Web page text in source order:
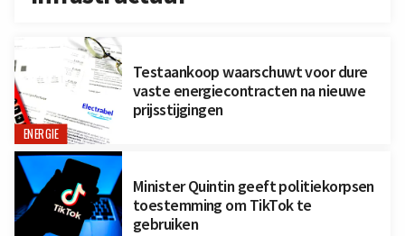
ENERGIE
Testaankoop waarschuwt voor dure
vaste energiecontracten na nieuwe
prijsstijgingen
Minister Quintin geeft politiekorpsen
toestemming om TikTok te
gebruiken